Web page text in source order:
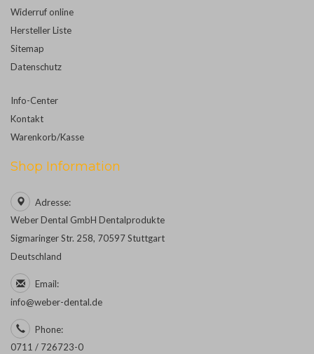
Widerruf online
Hersteller Liste
Sitemap
Datenschutz
Info-Center
Kontakt
Warenkorb/Kasse
Shop Information
Adresse:
Weber Dental GmbH Dentalprodukte
Sigmaringer Str. 258, 70597 Stuttgart
Deutschland
Email:
info@weber-dental.de
Phone:
0711 / 726723-0